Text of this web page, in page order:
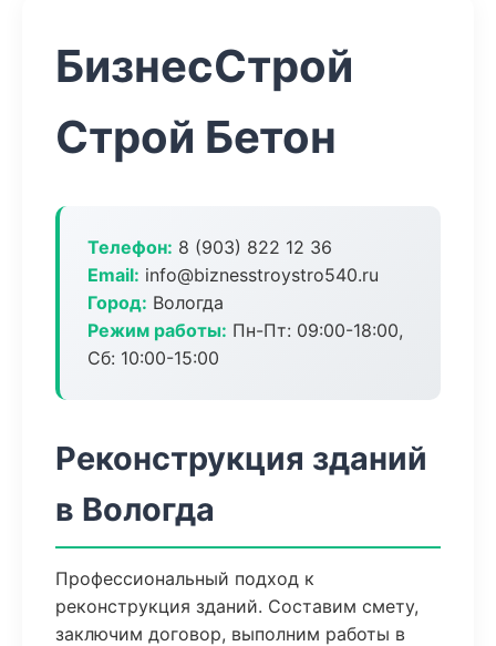
БизнесСтрой
Строй Бетон
Телефон: 8 (903) 822 12 36
Email: info@biznesstroystro540.ru
Город: Вологда
Режим работы: Пн-Пт: 09:00-18:00,
Сб: 10:00-15:00
Реконструкция зданий
в Вологда
Профессиональный подход к
реконструкция зданий. Составим смету,
заключим договор, выполним работы в